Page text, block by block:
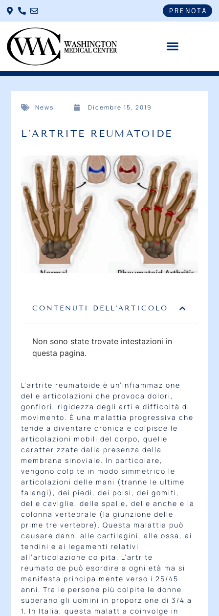
PRENOTA
News Dicembre 15, 2019
L’ARTRITE REUMATOIDE
CONTENUTI DELL'ARTICOLO
Non sono state trovate intestazioni in
questa pagina.
L’artrite reumatoide è un’infiammazione
delle articolazioni che provoca dolori,
gonfiori, rigidezza degli arti e difficoltà di
movimento. È una malattia progressiva che
tende a diventare cronica e colpisce le
articolazioni mobili del corpo, quelle
caratterizzate dalla presenza della
membrana sinoviale. In particolare,
vengono colpite in modo simmetrico le
articolazioni delle mani (tranne le ultime
falangi), dei piedi, dei polsi, dei gomiti,
delle caviglie, delle spalle, delle anche e la
colonna vertebrale (la giunzione delle
prime tre vertebre). Questa malattia può
causare danni alle cartilagini, alle ossa, ai
tendini e ai legamenti relativi
all’articolazione colpita. L’artrite
reumatoide può esordire a ogni età ma si
manifesta principalmente verso i 25/45
anni. Tra le persone più colpite le donne
superano gli uomini in proporzione di 3/4 a
1. In Italia, questa malattia coinvolge in